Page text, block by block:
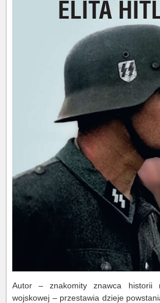
Autor – znakomity znawca historii
wojskowej – przestawia dzieje